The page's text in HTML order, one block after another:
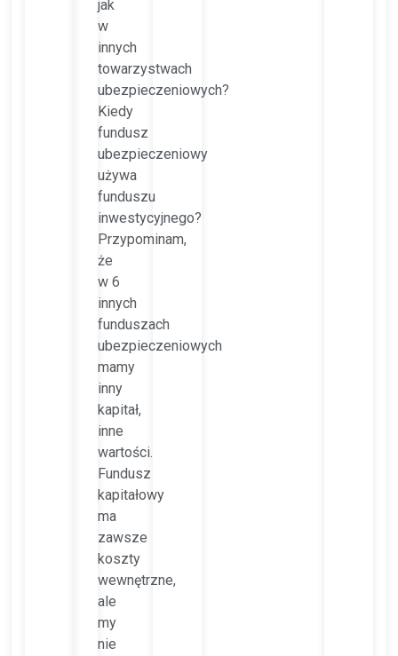
jak
w
innych
towarzystwach
ubezpieczeniowych?
Kiedy
fundusz
ubezpieczeniowy
używa
funduszu
inwestycyjnego?
Przypominam,
że
w 6
innych
funduszach
ubezpieczeniowych
mamy
inny
kapitał,
inne
wartości.
Fundusz
kapitałowy
ma
zawsze
koszty
wewnętrzne,
ale
my
nie